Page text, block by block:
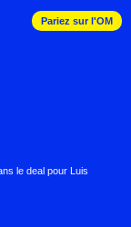
Pariez sur l'OM
le deal pour Luis